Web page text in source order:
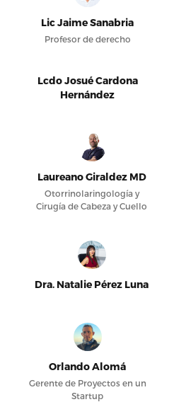
Lic Jaime Sanabria
Profesor de derecho
Lcdo Josué Cardona
Hernández
Laureano Giraldez MD
Otorrinolaringología y
Cirugía de Cabeza y Cuello
Dra. Natalie Pérez Luna
Orlando Alomá
Gerente de Proyectos en un
Startup